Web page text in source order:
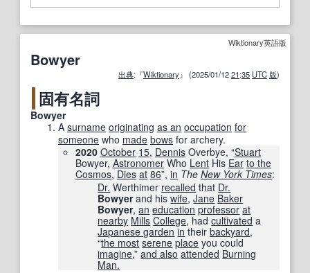
Wiktionary英語版
Bowyer
出典:『Wiktionary』 (2025/01/1221:35 UTC 版)
固有名詞
Bowyer
A surname originating as an occupation for
someone who made bows for archery.
2020 October 15, Dennis Overbye, “Stuart
Bowyer, Astronomer Who Lent His Ear to the
Cosmos, Dies at 86”, in The New York Times‎:
Dr. Werthimer recalled that Dr.
Bowyerand hiswife,Jane Baker
Bowyer,an education professor at
nearby Mills College, hadcultivated a
Japanese garden in theirbackyard,
“the most serene place you could
imagine,”and also attended Burning
Man.